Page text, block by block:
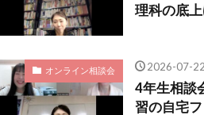
理科の底上
オンライン相談会 2026-07-22
4年生相談
習の自宅フ